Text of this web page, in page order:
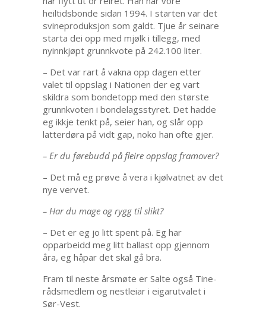
heiltidsbonde sidan 1994. I starten var det
svineproduksjon som galdt. Tjue år seinare
starta dei opp med mjølk i tillegg, med
nyinnkjøpt grunnkvote på 242.100 liter.
– Det var rart å vakna opp dagen etter
valet til oppslag i Nationen der eg vart
skildra som bondetopp med den største
grunnkvoten i bondelagsstyret. Det hadde
eg ikkje tenkt på, seier han, og slår opp
latterdøra på vidt gap, noko han ofte gjer.
– Er du førebudd på fleire oppslag framover?
– Det må eg prøve å vera i kjølvatnet av det
nye vervet.
– Har du mage og rygg til slikt?
– Det er eg jo litt spent på. Eg har
opparbeidd meg litt ballast opp gjennom
åra, eg håpar det skal gå bra.
Fram til neste årsmøte er Salte også Tine-
rådsmedlem og nestleiar i eigarutvalet i
Sør-Vest.